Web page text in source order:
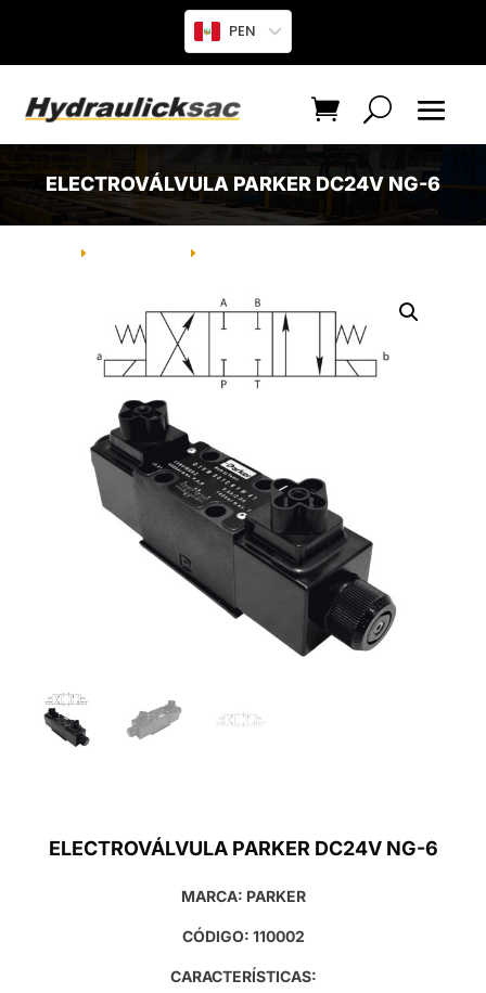
PEN
ELECTROVÁLVULA PARKER DC24V NG-6
E E
ELECTROVÁLVULA PARKER DC24V NG-6
MARCA: PARKER
CÓDIGO: 110002
CARACTERÍSTICAS: